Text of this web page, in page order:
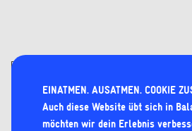
Regelmäßiges Yoga ist ein Weg, der
zentriert und in Balance bringt. Wer
EINATMEN. AUSATMEN. COOKIE
Auch diese Website übt sich in
möchten wir dein Erlebnis